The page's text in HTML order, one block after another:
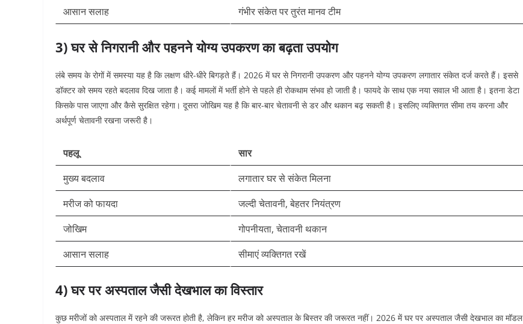
आसान सलाह
गंभीर संकेत पर तुरंत मानव टीम
3) घर से निगरानी और पहनने योग्य उपकरण का बढ़ता उपयोग
लंबे समय के रोगों में समस्या यह है कि लक्षण धीरे-धीरे बिगड़ते हैं। 2026 में घर से निगरानी उपकरण और पहनने योग्य उपकरण लगातार संकेत दर्ज करते हैं। इससे
डॉक्टर को समय रहते बदलाव दिख जाता है। कई मामलों में भर्ती होने से पहले ही रोकथाम संभव हो जाती है। फायदे के साथ एक नया सवाल भी आता है। इतना डेटा
किसके पास जाएगा और कैसे सुरक्षित रहेगा। दूसरा जोखिम यह है कि बार-बार चेतावनी से डर और थकान बढ़ सकती है। इसलिए व्यक्तिगत सीमा तय करना और
अर्थपूर्ण चेतावनी रखना जरूरी है।
पहलू
सार
मुख्य बदलाव
लगातार घर से संकेत मिलना
मरीज को फायदा
जल्दी चेतावनी, बेहतर नियंत्रण
जोखिम
गोपनीयता, चेतावनी थकान
आसान सलाह
सीमाएं व्यक्तिगत रखें
4) घर पर अस्पताल जैसी देखभाल का विस्तार
कुछ मरीजों को अस्पताल में रहने की जरूरत होती है, लेकिन हर मरीज को अस्पताल के बिस्तर की जरूरत नहीं। 2026 में घर पर अस्पताल जैसी देखभाल का मॉडल